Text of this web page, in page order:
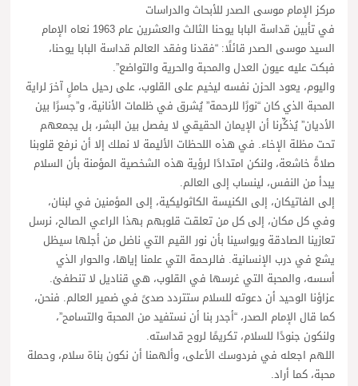
مركز الإمام موسى الصدر للأبحاث والدراسات
في تأبين قداسة البابا يوحنا الثالث والعشرين عام 1963 نعاه الإمام
السيد موسى الصدر قائلًا: “فقدنا وفقد العالم قداسة البابا يوحنا،
فبكت عليه عيون العدل والمحبة والحرية والتواضع”.
واليوم، يعود الحزن نفسه ليخيم على القلوب، على رحيل حاملٍ آخرَ لراية
المحبة الذي كان “نورًا للرحمة” يُشرق في ظلمات الأنانية، و”جسرًا بين
الأديان” يُذكِّرنا أن الإيمان الحقيقي لا يفصل بين البشر، بل يجمعهم
تحت مظلة الإخاء. في هذه اللحظات الأليمة لا نملك إلا أن نرفع قلوبنا
صلاةً خاشعة، ولنكن امتدادًا لرؤية هذه الشخصية المؤمنة بأن السلام
يبدأ من النفس، لينساب إلى العالم.
إلى الفاتيكان، إلى الكنيسة الكاثوليكية، إلى المؤمنين في لبنان،
وفي كل مكان، إلى كل من تعلقت قلوبهم بهذا الراعي الصالح، نرسل
تعازينا الصادقة ويواسينا بأن نور القيم التي ناضل من أجلها سيظل
يشع في درب الإنسانية. فالرحمة التي علمنا إياها، والحوار الذي
أسسه، والمحبة التي غرسها في القلوب، هي قناديل لا تنطفئ.
عزاؤنا الوحيد أن دعوته للسلام ستتردد صدىً في ضمير العالم. فنحن،
كما قال الإمام الصدر، “أجدر بنا أن نستفيد من المحبة والتسامح”،
ولنكون جنودًا للسلام، تكريمًا لروح قداسته.
اللهم اجعله في فردوسك الأعلى، وألهمنا أن نكون بناة سلام، وحملة
محبة، كما أراد.